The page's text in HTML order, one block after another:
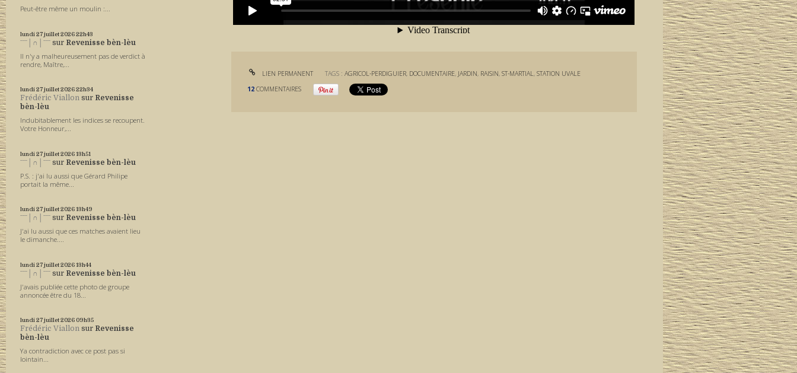
Peut-être même un moulin :...
lundi 27juillet 2026 22h43
ˉˉˉ│∩│ˉˉˉ sur Revenisse bèn-lèu
Il n'y a malheureusement pas de verdict à
rendre, Maître,...
lundi 27juillet 2026 22h34
Frédéric Viallon sur Revenisse
bèn-lèu
Indubitablement les indices se recoupent.
Votre Honneur,...
lundi 27juillet 2026 13h51
ˉˉˉ│∩│ˉˉˉ sur Revenisse bèn-lèu
P.S. : j'ai lu aussi que Gérard Philipe
portait la même...
lundi 27juillet 2026 13h49
ˉˉˉ│∩│ˉˉˉ sur Revenisse bèn-lèu
J'ai lu aussi que ces matches avaient lieu
le dimanche....
lundi 27juillet 2026 13h44
ˉˉˉ│∩│ˉˉˉ sur Revenisse bèn-lèu
J'avais publiée cette photo de groupe
annoncée être du 18...
lundi 27juillet 2026 09h35
Frédéric Viallon sur Revenisse
bèn-lèu
Ya contradiction avec ce post pas si
lointain...
LIEN PERMANENT TAGS :AGRICOL-PERDIGUIER, DOCUMENTAIRE, JARDIN, RAISIN,ST-MARTIAL ,STATION UVALE
12 COMMENTAIRES